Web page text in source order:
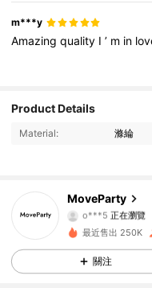
m***y
Amazingquality I’ m in
Product Details
Material: 滌綸
MoveParty
4.93
o***5 正在瀏覽
4.93
4.93 5.1K 追蹤者
最近售出 250K
關注